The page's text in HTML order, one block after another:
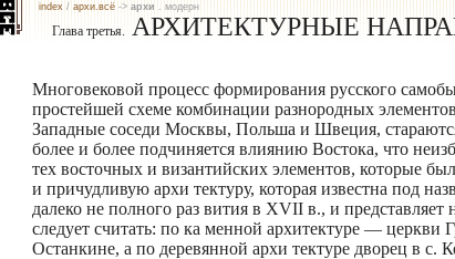
index / архи.всё -> архи . модерн
Глава третья. АРХИТЕКТУРНЫЕ
Многовековой процесс формирования русского
простейшей схеме комбинации разнородных
Западные соседи Москвы, Польша и Швеция,
более и более подчиняется влиянию Востока, что
тех восточных и ви­зантийских элементов, которые
и причудливую архи­ тектуру, которая известна под
далеко не полного раз­ вития в XVII в., и
следует считать: по ка­ менной архитектуре —
Останкине, а по деревянной архи­ тектуре дворец в с.